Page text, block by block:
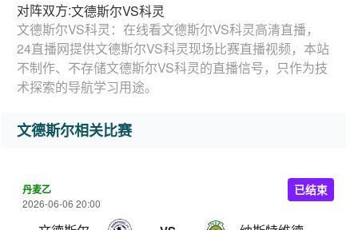
对阵双方:文德斯尔VS科灵
文德斯尔VS科灵：在线看文德斯尔VS科灵高清直播，
24直播网提供文德斯尔VS科灵现场比赛直播视频，本站
不制作、不存储文德斯尔VS科灵的直播信号，只作为技
术探索的导航学习用途。
文德斯尔相关比赛
丹麦乙
2026-06-06 20:00
已结束